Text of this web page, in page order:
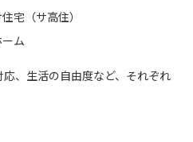
宅（サ高住）
ム
、生活の自由度など、それぞれ